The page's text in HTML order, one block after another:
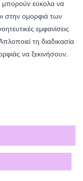
μπορούν εύκολα να
στην ομορφιά των
εμφανίσεις
τη διαδικασία
να ξεκινήσουν.